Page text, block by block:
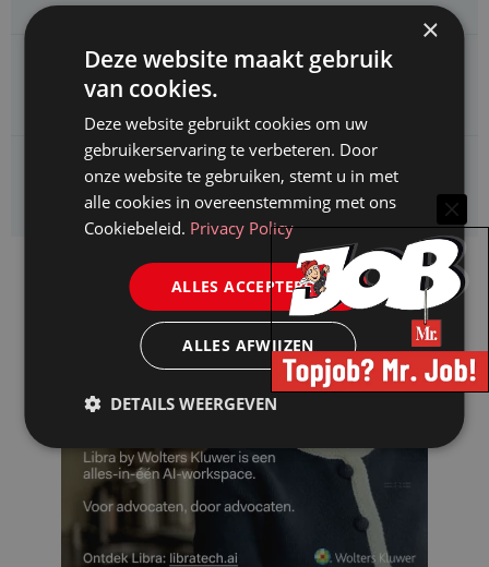
CAOP zoekt een
Juridisch adviseur (junior)
Kifid zoekt een
Jurist- secretaris
×
Deze website maakt gebruik
van cookies.
Deze website gebruikt cookies om uw
gebruikerservaring te verbeteren. Door
onze website te gebruiken, stemt u in met
alle cookies in overeenstemming met ons
Cookiebeleid. Privacy Policy
ALLES ACCEPTEREN
ALLES AFWIJZEN
DETAILS WEERGEVEN